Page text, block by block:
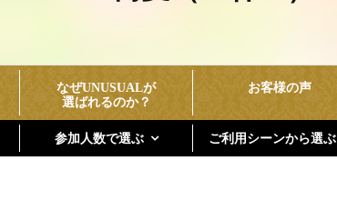
なぜUNUSUALが
選ばれるのか？
お客様の声
参加人数で選ぶ ご利用シーンから選ぶ